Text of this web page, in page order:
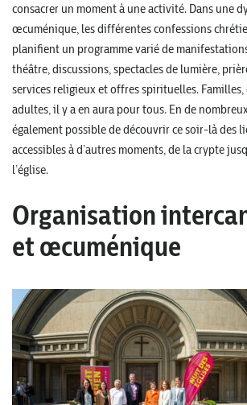
consacrer un moment à une activité. Dans une
œcuménique, les différentes confessions
planifient un programme varié de
théâtre, discussions, spectacles de lumière,
services religieux et offres spirituelles.
adultes, il y a en aura pour tous. En de
également possible de découvrir ce soir-là des
accessibles à d’autres moments, de la crypte
l’église.
Organisation
et œcuménique